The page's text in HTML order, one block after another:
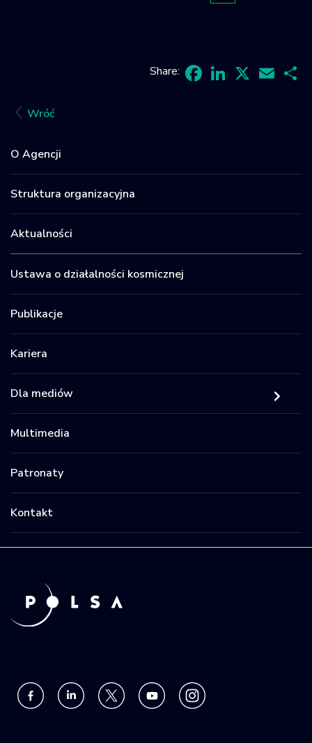
Wróć
O Agencji
Struktura organizacyjna
Aktualności
Ustawa o działalności kosmicznej
Publikacje
Kariera
Dla mediów
Multimedia
Patronaty
Kontakt
Share: